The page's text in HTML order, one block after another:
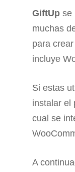
GiftUp se
muchas
para
incluye
Si estas
instalar el
cual se
A